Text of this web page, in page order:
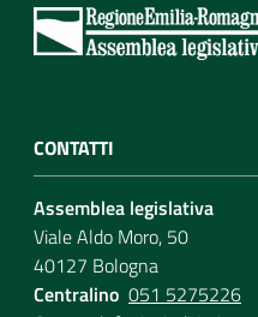
Assemblea
Argomenti
Per i media
Per i cittadini
CONTATTI
Assemblea legislativa
Viale Aldo Moro, 50
40127 Bologna
Centralino 051 5275226